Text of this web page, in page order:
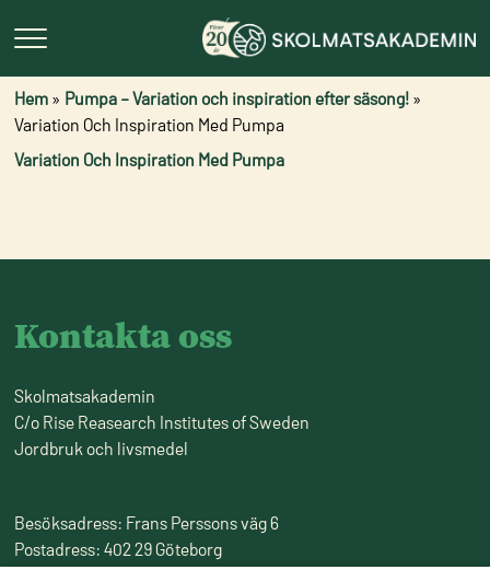
Hem » Pumpa – Variation och inspiration efter säsong! »
Variation Och Inspiration Med Pumpa
Variation Och Inspiration Med Pumpa
Kontakta oss
Skolmatsakademin
C/o Rise Reasearch Institutes of Sweden
Jordbruk och livsmedel
Besöksadress: Frans Perssons väg 6
Postadress: 402 29 Göteborg